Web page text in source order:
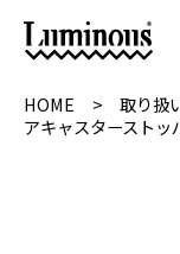
HOME 取り扱
アキャスターストッ